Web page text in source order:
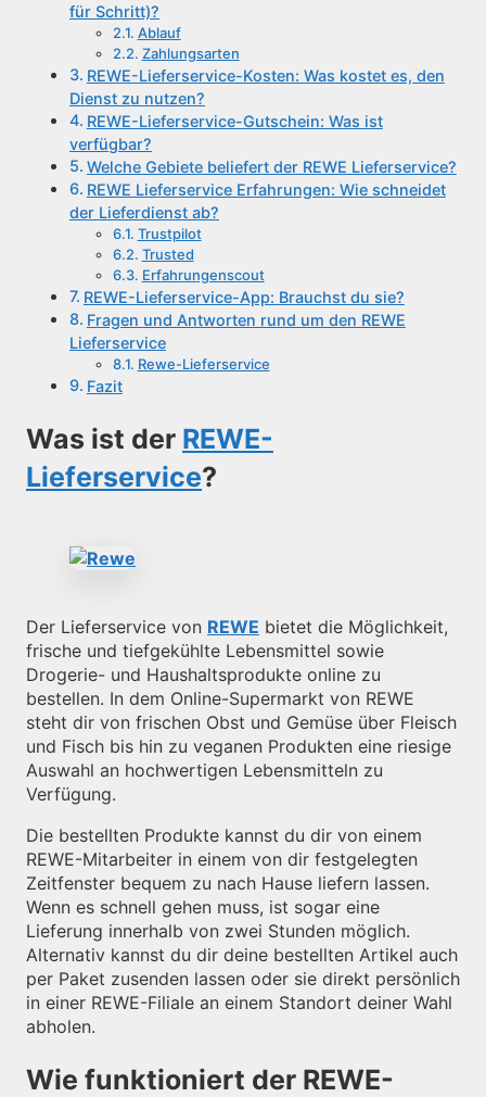
für Schritt)?
Ablauf
Zahlungsarten
REWE-Lieferservice-Kosten: Was kostet es, den
Dienst zu nutzen?
REWE-Lieferservice-Gutschein: Was ist
verfügbar?
Welche Gebiete beliefert der REWE Lieferservice?
REWE Lieferservice Erfahrungen: Wie schneidet
der Lieferdienst ab?
Trustpilot
Trusted
Erfahrungenscout
REWE-Lieferservice-App: Brauchst du sie?
Fragen und Antworten rund um den REWE
Lieferservice
Rewe-Lieferservice
Fazit
Was ist der REWE-
Lieferservice?
Der Lieferservice von REWE bietet die Möglichkeit,
frische und tiefgekühlte Lebensmittel sowie
Drogerie- und Haushaltsprodukte online zu
bestellen. In dem Online-Supermarkt von REWE
steht dir von frischen Obst und Gemüse über Fleisch
und Fisch bis hin zu veganen Produkten eine riesige
Auswahl an hochwertigen Lebensmitteln zu
Verfügung.
Die bestellten Produkte kannst du dir von einem
REWE-Mitarbeiter in einem von dir festgelegten
Zeitfenster bequem zu nach Hause liefern lassen.
Wenn es schnell gehen muss, ist sogar eine
Lieferung innerhalb von zwei Stunden möglich.
Alternativ kannst du dir deine bestellten Artikel auch
per Paket zusenden lassen oder sie direkt persönlich
in einer REWE-Filiale an einem Standort deiner Wahl
abholen.
Wie funktioniert der REWE-